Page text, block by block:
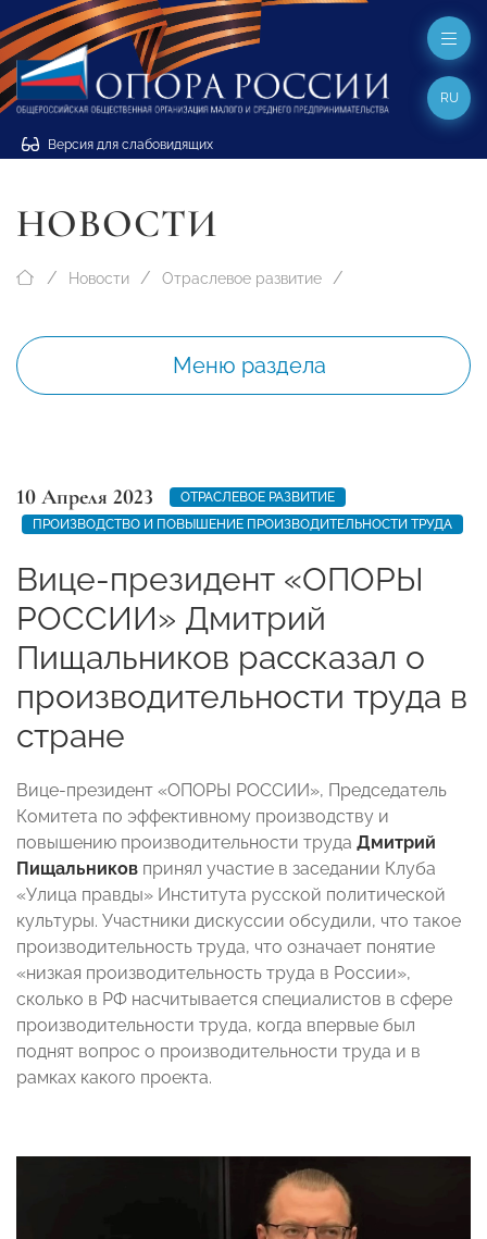
Версия для слабовидящих
RU
НОВОСТИ
Новости Отраслевое развитие
Меню раздела
10 Апреля 2023
ОТРАСЛЕВОЕ РАЗВИТИЕ
ПРОИЗВОДСТВО И ПОВЫШЕНИЕ ПРОИЗВОДИТЕЛЬНОСТИ ТРУДА
Вице-президент «ОПОРЫ
РОССИИ» Дмитрий
Пищальников рассказал о
производительности труда в
стране
Вице-президент «ОПОРЫ РОССИИ», Председатель
Комитета по эффективному производству и
повышению производительности труда Дмитрий
Пищальников принял участие в заседании Клуба
«Улица правды» Института русской политической
культуры. Участники дискуссии обсудили, что такое
производительность труда, что означает понятие
«низкая производительность труда в России»,
сколько в РФ насчитывается специалистов в сфере
производительности труда, когда впервые был
поднят вопрос о производительности труда и в
рамках какого проекта.